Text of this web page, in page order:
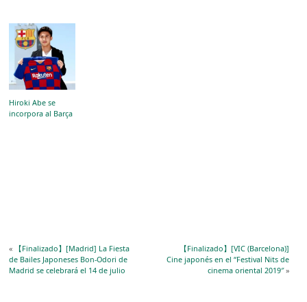
Hiroki Abe se
incorpora al Barça
« 【Finalizado】[Madrid] La Fiesta
de Bailes Japoneses Bon-Odori de
Madrid se celebrará el 14 de julio
【Finalizado】[VIC (Barcelona)]
Cine japonés en el “Festival Nits de
cinema oriental 2019″»